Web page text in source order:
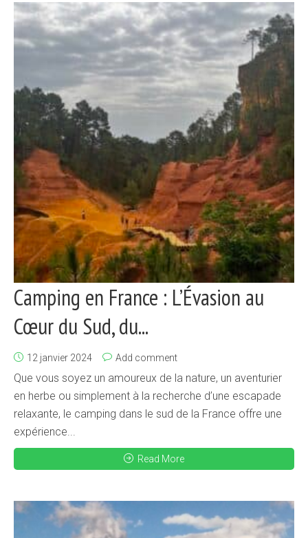
Camping en France : L’Évasion au
Cœur du Sud, du...
12 janvier 2024 Add comment
Que vous soyez un amoureux de la nature, un aventurier
en herbe ou simplement à la recherche d’une escapade
relaxante, le camping dans le sud de la France offre une
expérience...
Read More